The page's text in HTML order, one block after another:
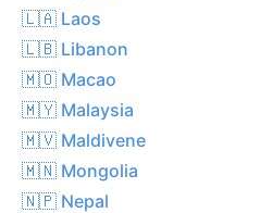
🇱🇦 Laos
🇱🇧 Libanon
🇲🇴 Macao
🇲🇾 Malaysia
🇲🇻 Maldivene
🇲🇳 Mongolia
🇳🇵 Nepal